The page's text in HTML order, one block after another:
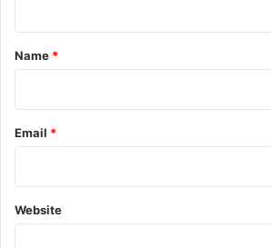
*
Name *
Email *
Website